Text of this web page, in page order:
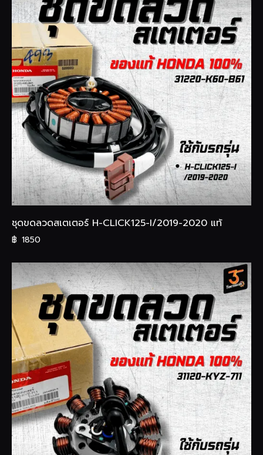
ชุดขดลวดสเตเตอร์ H-CLICK125-I/2019-2020 แท้
฿ 1850